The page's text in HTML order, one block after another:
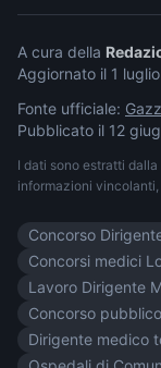
A cura della
Aggiornato il 1
Fonte ufficiale:
Pubblicato il 12
I dati sono estratti
informazioni
Concorso
Concorsi medici
Lavoro Dirigente
Concorso
Dirigente medico